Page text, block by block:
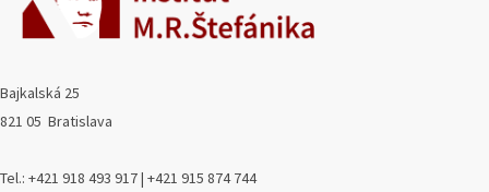
Bajkalská 25
821 05 Bratislava
Tel.: +421 918 493 917 | +421 915 874 744